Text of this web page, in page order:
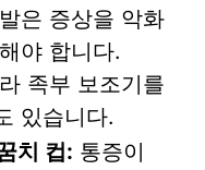
은 증상을 악화
야 합니다.
족부 보조기를
있습니다.
치 컵: 통증이